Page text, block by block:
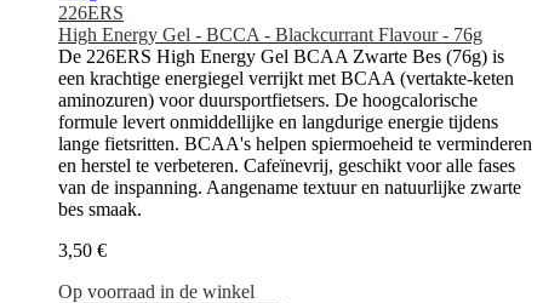
226ERS
High Energy Gel - BCCA - Blackcurrant Flavour - 76g
De 226ERS High Energy Gel BCAA Zwarte Bes (76g) is
een krachtige energiegel verrijkt met BCAA (vertakte-keten
aminozuren) voor duursportfietsers. De hoogcalorische
formule levert onmiddellijke en langdurige energie tijdens
lange fietsritten. BCAA's helpen spiermoeheid te verminderen
en herstel te verbeteren. Cafeïnevrij, geschikt voor alle fases
van de inspanning. Aangename textuur en natuurlijke zwarte
bes smaak.
3,50 €
Op voorraad in de winkel